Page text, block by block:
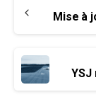
Reading